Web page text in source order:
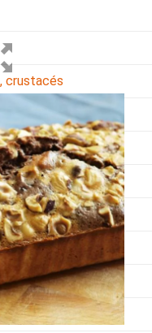
crustacés